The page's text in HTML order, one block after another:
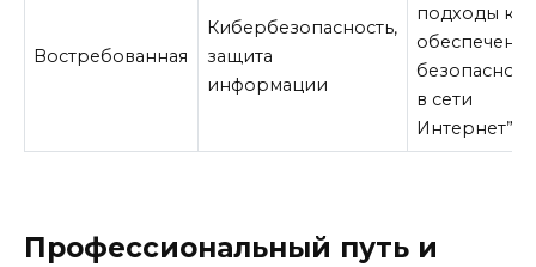
Востребованная
Кибербезопасность,
защита
информации
подходы к
в сети
Интернет”
Профессиональный путь и